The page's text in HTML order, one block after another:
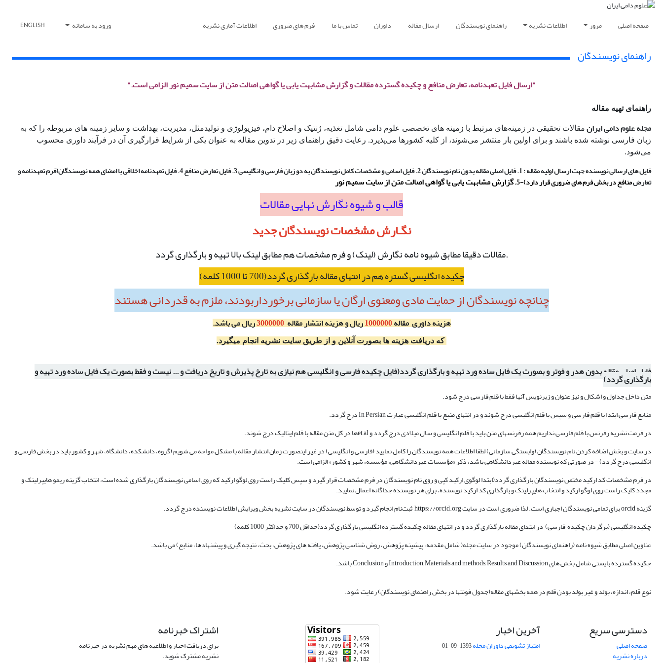
صفحه اصلی مرور اطلاعات نشریه راهنمای نویسندگان ارسال مقاله داوران تماس با ما فرم های ضروری اطلاعات آماری نشریه ورود به سامانه ENGLISH
راهنمای نویسندگان
"ارسال فایل تعهدنامه، تعارض منافع و چکیده گسترده مقالات و گزارش مشابهت یابی یا گواهی اصالت متن از سایت سمیم نور الزامی است."
راهنمای تهیه مقاله
مجله علوم دامی ایران مقالات تحقیقی در زمینه‌های مرتبط با زمینه ­های تخصصی علوم دامی شامل تغذیه، ژنتیک و اصلاح دام، فیزیولوژی و تولیدمثل، مدیریت، بهداشت و سایر زمینه­ های مربوطه را که به
زبان فارسی نوشته شده باشند و برای اولین بار منتشر می‌شوند، از کلیه کشورها می‌پذیرد. رعایت دقیق راهنمای زیر در تدوین مقاله به عنوان یکی از شرایط قرارگیری آن در فرآیند داوری محسوب
می‌شود.
فایل های ارسالی نویسنده جهت ارسال اولیه مقاله : 1. فایل اصلی مقاله بدون نام نویسندگان 2. فایل اسامی و مشخصات کامل نویسندگان به دو زبان فارسی و انگلیسی 3. فایل تعارض منافع 4. فایل تعهدنامه اخلاقی با امضای همه نویسندگان(فرم تعهدنامه و
تعارضمنافع در بخش فرم های ضروری قرار دارد)-5. گزارش مشابهت یابی یا گواهی اصالت متن از سایت سمیم نور
قالب و شیوه نگارش نهایی مقالات
نگـارش مشخصات نویسندگان جدید
مقالات دقیقا مطابق شیوه نامه نگارش (لینک) و فرم مشخصات هم مطابق لینک بالا تهیه و بارگذاری گردد.
چکیده انگلیسی گستره هم در انتهای مقاله بارگذاری گردد(700 تا 1000 کلمه)
چنانچه نویسندگان از حمایت مادی ومعنوی ارگان یا سازمانی برخورداربودند، ملزم به قدردانی هستند
هزینه داوری مقاله1000000ریال و هزینه انتشار مقاله3000000ریال می باشد.
که دریافت هزینه ها بصورت آنلاین و از طریق سایت نشریه انجام میگیرد.
فایل اصلی مقاله بدون هدر و فوتر و بصورت یک فایل ساده ورد تهیه و بارگذاری گردد(فایل چکیده فارسی و انگلیسی هم نیازی به تارخ پذیرش و تاریخ دریافت و ... نیست و فقط بصورت یک فایل ساده ورد تهیه و
بارگذاری گردد)
متن داخل جداول و اشکال و نیز عنوان و زیرنویس آنها فقط با قلم فارسی درج شود.
منابع فارسی ابتدا با قلم فارسی و سپس با قلم انگلیسی درج شوند و در انتهای منبع با قلم انگلیسی عبارت In Persian درج گردد.
در فرمت نشریه رفرنس با قلم فارسی نداریم همه رفرنسهای متن باید با قلم انگلیسی و سال میلادی درج گردد و et alها در کل متن مقاله با قلم ایتالیک درج شوند.
در سایت و بخش اضافه کردن نام نویسندگان (وابستگی سازمانی) لطفا اطلاعات همه نویسندگان را کامل نمایید (فارسی و انگلیسی) در غیر اینصورت زمان انتشار مقاله با مشکل مواجه می شویم (گروه، دانشکده، دانشگاه، شهر و کشور باید در بخش فارسی و
انگلیسی درج گردد) - در صورتی که نویسنده مقاله غیردانشگاهی باشد، ذکر «مؤسسات غیردانشگاهی، مؤسسه، شهر و کشور» الزامی است.
در فرم مشخصات کد ارکید مختص نویسندگان بارگذاری گردد(ابتدا لوگوی ارکید کپی و روی نام نویسندگان در فرم مشخصات قرار گیرد و سپس کلیک راست روی لوگو ارکید که روی اسامی نویسندگان بارگذاری شده است، انتخاب گزینه ریمو هایپرلینک و
مجدد کلیک راست روی لوگو ارکید و انتخاب هایپرلینک و بارگذاری کد ارکید نویسنده، برای هر نویسنده جداگانه اعمال نمایید.
گزینه orcid برای تمامی نویسندگان اجباری است. لذا ضروری است در سایت https://orcid.org ثبت‌نام انجام گیرد و توسط نویسندگان در سایت نشریه بخش ویرایش اطلاعات نویسنده درج گردد.
چکیده انگلیسی (برگردان چکیده فارسی) در ابتدای مقاله بارگذاری گردد و در انتهای مقاله چکیده گسترده انگلیسی بارگذاری گردد(حداقل 700 و حداکثر 1000 کلمه)
عناوین اصلی مطابق شیوه نامه (راهنمای نویسندگان) موجود در سایت مجله( شامل مقدمه، پیشینه پژوهش، روش شناسی پژوهش، یافته های پژوهش، بحث، نتیجه گیری و پیشنهادها، منابع) می باشد.
چکیده گسترده بایستی شامل بخش های Introduction, Materials and methods, Results and Discussion و Conclusion باشد.
نوع قلم، اندازه، بولد و غیر بولد بودن قلم در همه بخشهای مقاله(جدول فونتها در بخش راهنمای نویسندگان) رعایت شود.
دسترسی سریع
صفحه اصلی
درباره نشریه
آخرین اخبار
امتیاز تشویقی داوران مجله1393-09-01
اشتراک خبرنامه
برای دریافت اخبار و اطلاعیه های مهم نشریه در خبرنامه
نشریه مشترک شوید.